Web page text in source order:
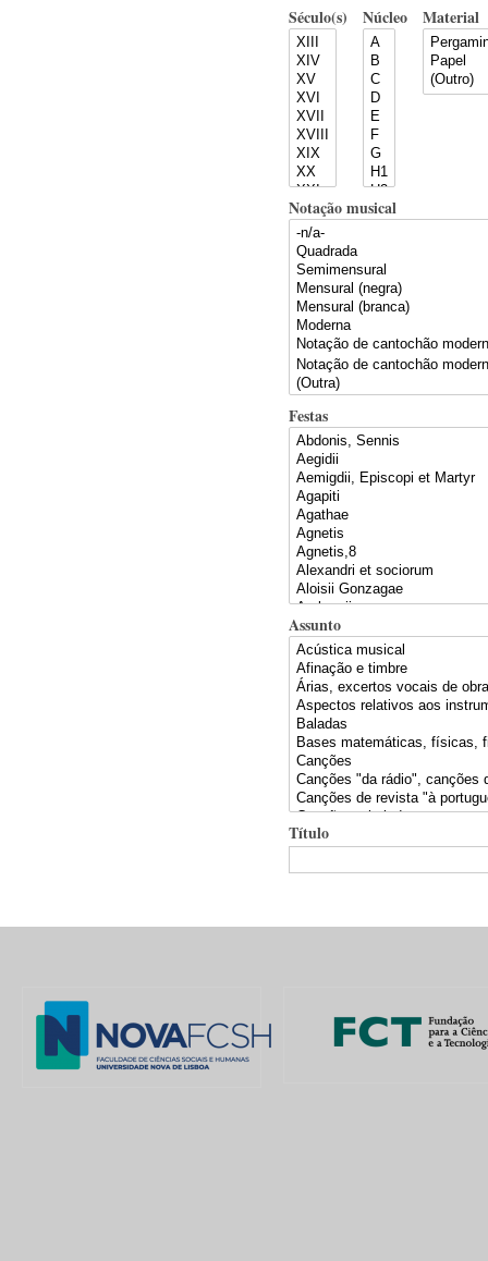
Século(s) Núcleo Material
Notação musical
Festas
Assunto
Título